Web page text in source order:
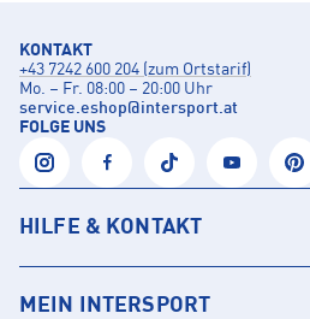
KONTAKT
+43 7242 600 204 (zum Ortstarif)
Mo. – Fr. 08:00 – 20:00 Uhr
service.eshop@intersport.at
FOLGE UNS
HILFE & KONTAKT
MEIN INTERSPORT